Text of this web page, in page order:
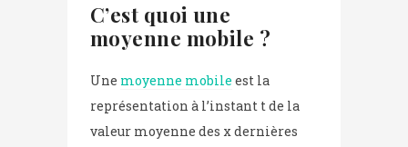
C’est quoi une
moyenne mobile ?
Une moyenne mobile est la
représentation à l’instant t de la
valeur moyenne des x dernières